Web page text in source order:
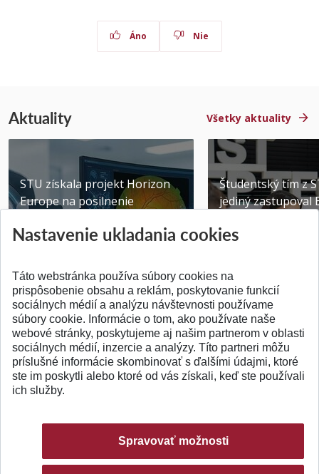
Áno Nie
Aktuality Všetky aktuality
STU získala projekt Horizon
Europe na posilnenie
Publikované 31.07.2026
Študentský tím z
jediný zastupoval
Publikované
SPÄŤ NA VRCH
Nastavenie ukladania cookies
Táto webstránka používa súbory cookies na
prispôsobenie obsahu a reklám, poskytovanie funkcií
sociálnych médií a analýzu návštevnosti používame
súbory cookie. Informácie o tom, ako používate naše
webové stránky, poskytujeme aj našim partnerom v oblasti
sociálnych médií, inzercie a analýzy. Títo partneri môžu
príslušné informácie skombinovať s ďalšími údajmi, ktoré
ste im poskytli alebo ktoré od vás získali, keď ste používali
ich služby.
Spravovať možnosti